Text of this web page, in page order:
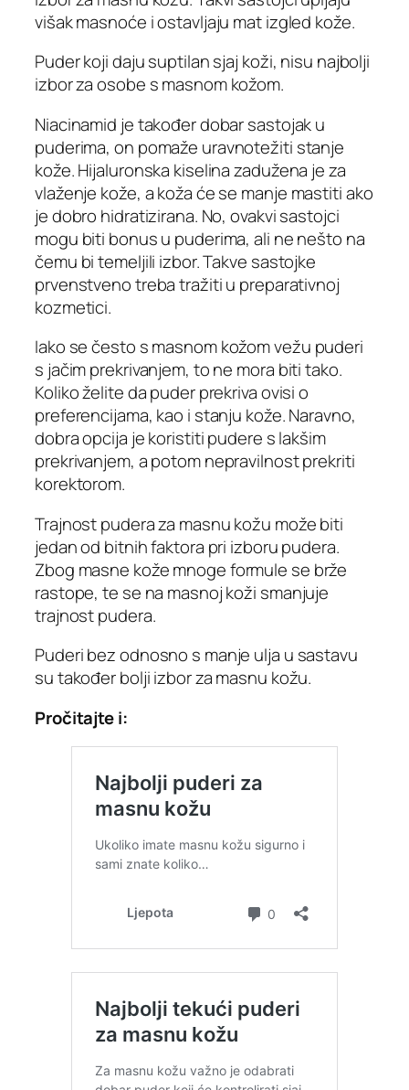
višak masnoće i ostavljaju mat izgled kože.
Puder koji daju suptilan sjaj koži, nisu najbolji
izbor za osobe s masnom kožom.
Niacinamid je također dobar sastojak u
puderima, on pomaže uravnotežiti stanje
kože. Hijaluronska kiselina zadužena je za
vlaženje kože, a koža će se manje mastiti ako
je dobro hidratizirana. No, ovakvi sastojci
mogu biti bonus u puderima, ali ne nešto na
čemu bi temeljili izbor. Takve sastojke
prvenstveno treba tražiti u preparativnoj
kozmetici.
Iako se često s masnom kožom vežu puderi
s jačim prekrivanjem, to ne mora biti tako.
Koliko želite da puder prekriva ovisi o
preferencijama, kao i stanju kože. Naravno,
dobra opcija je koristiti pudere s lakšim
prekrivanjem, a potom nepravilnost prekriti
korektorom.
Trajnost pudera za masnu kožu može biti
jedan od bitnih faktora pri izboru pudera.
Zbog masne kože mnoge formule se brže
rastope, te se na masnoj koži smanjuje
trajnost pudera.
Puderi bez odnosno s manje ulja u sastavu
su također bolji izbor za masnu kožu.
Pročitajte i: